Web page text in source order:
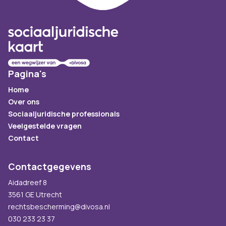
Pagina's
Home
Over ons
Sociaaljuridische professionals
Veelgestelde vragen
Contact
Contactgegevens
Aidadreef 8
3561 GE Utrecht
rechtsbescherming@divosa.nl
030 233 23 37